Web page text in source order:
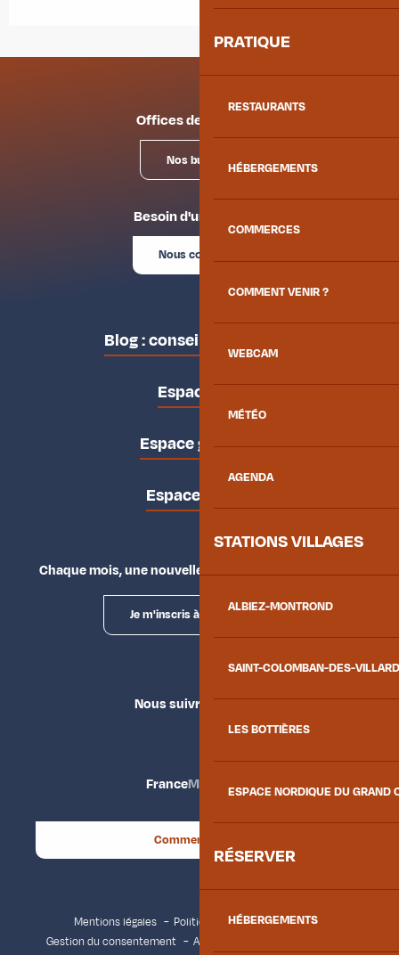
PRATIQUE
RESTAURANTS
HÉBERGEMENTS
COMMERCES
COMMENT VENIR ?
WEBCAM
MÉTÉO
AGENDA
STATIONS VILLAGES
ALBIEZ-MONTROND
SAINT-COLOMBAN-DES-
LES BOTTIÈRES
ESPACE NORDIQUE DU GRAND
RÉSERVER
HÉBERGEMENTS
Offices de tourisme
Nos bureaux
Besoin d'un conseil ?
Nous contacter
Blog : conseils des locaux
Espace pro
Espace groupes
Espace presse
Chaque mois, une nouvelle façon d'explorer la vallée.
Je m'inscris à la newsletter
Nous suivre
FranceMaurienne
Comment venir ?
Mentions légales
Politique de confidentialité
Gestion du consentement
Accessibilité : non conforme